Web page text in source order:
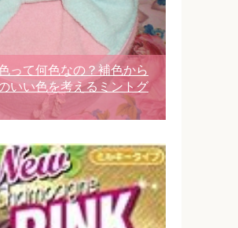
って何色なの？補色から
いい色を考えるミントグ